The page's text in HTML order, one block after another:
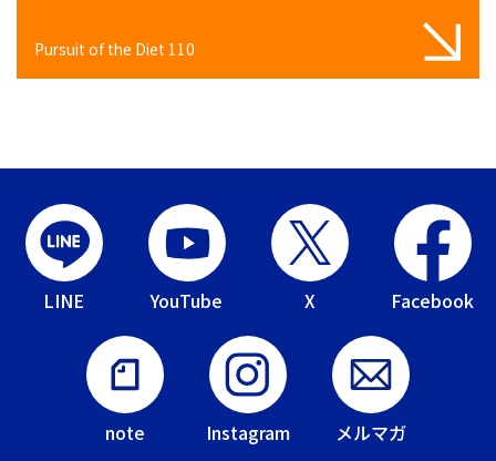
Pursuit of the Diet 110
LINE YouTube X Facebook
note Instagram メルマガ